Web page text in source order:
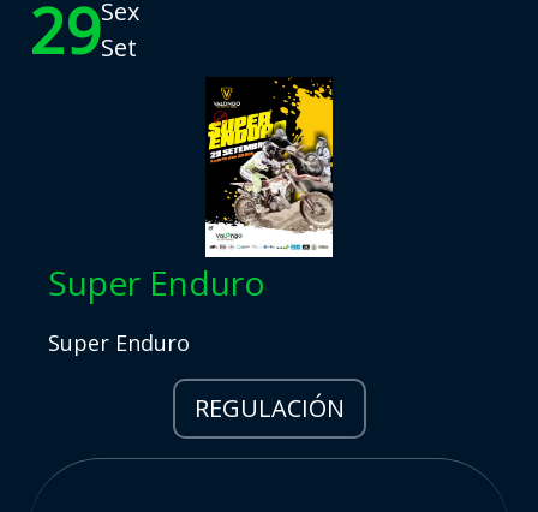
29Sex
Set
Super Enduro
Super Enduro
REGULACIÓN